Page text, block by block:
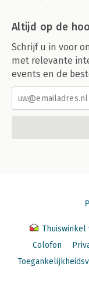
Altijd op de
Schrijf u in voor
met relevante
events en de
Thuiswinkel
Colofon